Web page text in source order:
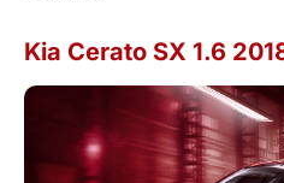
Kia Cerato SX 1.6